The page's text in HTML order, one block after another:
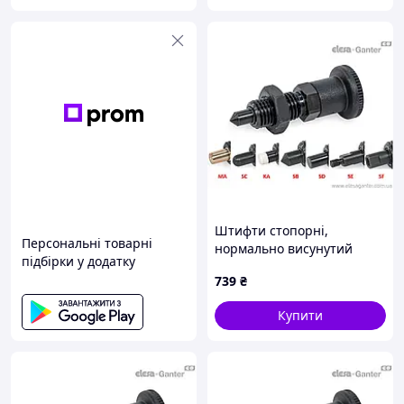
Персональні товарні
підбірки у додатку
Штифти стопорні,
нормально висунутий
наконечники GN 81700-6-
9-BK-KA-ST
739 ₴
Купити